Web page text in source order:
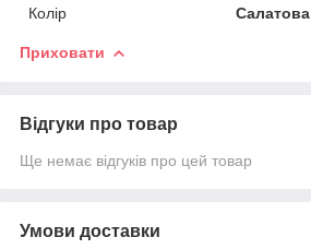
Колір
Салатова
Приховати
Відгуки про товар
Ще немає відгуків про цей товар
Умови доставки